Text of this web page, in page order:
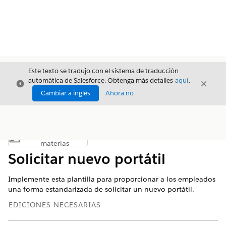
Cerrar
Este texto se tradujo con el sistema de traducción
automática de Salesforce. Obtenga más detalles aquí.
Cambiar a inglés
Ahora no
Cerrar
Mostrar índice de materias
materias
Solicitar nuevo portátil
Implemente esta plantilla para proporcionar a los empleados
una forma estandarizada de solicitar un nuevo portátil.
EDICIONES NECESARIAS